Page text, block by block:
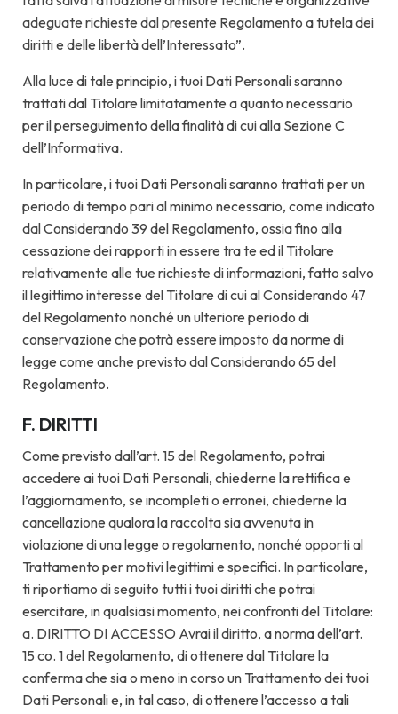
adeguate richieste dal presente Regolamento a tutela dei
diritti e delle libertà dell’Interessato”.
Alla luce di tale principio, i tuoi Dati Personali saranno
trattati dal Titolare limitatamente a quanto necessario
per il perseguimento della finalità di cui alla Sezione C
dell’Informativa.
In particolare, i tuoi Dati Personali saranno trattati per un
periodo di tempo pari al minimo necessario, come indicato
dal Considerando 39 del Regolamento, ossia fino alla
cessazione dei rapporti in essere tra te ed il Titolare
relativamente alle tue richieste di informazioni, fatto salvo
il legittimo interesse del Titolare di cui al Considerando 47
del Regolamento nonché un ulteriore periodo di
conservazione che potrà essere imposto da norme di
legge come anche previsto dal Considerando 65 del
Regolamento.
F. DIRITTI
Come previsto dall’art. 15 del Regolamento, potrai
accedere ai tuoi Dati Personali, chiederne la rettifica e
l’aggiornamento, se incompleti o erronei, chiederne la
cancellazione qualora la raccolta sia avvenuta in
violazione di una legge o regolamento, nonché opporti al
Trattamento per motivi legittimi e specifici. In particolare,
ti riportiamo di seguito tutti i tuoi diritti che potrai
esercitare, in qualsiasi momento, nei confronti del Titolare:
a. DIRITTO DI ACCESSO Avrai il diritto, a norma dell’art.
15 co. 1 del Regolamento, di ottenere dal Titolare la
conferma che sia o meno in corso un Trattamento dei tuoi
Dati Personali e, in tal caso, di ottenere l’accesso a tali